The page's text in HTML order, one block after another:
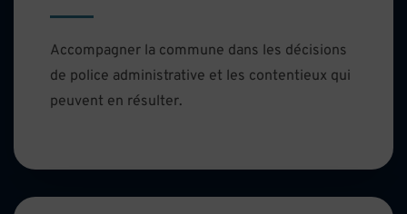
Accompagner la commune dans les décisions
de police administrative et les contentieux qui
peuvent en résulter.